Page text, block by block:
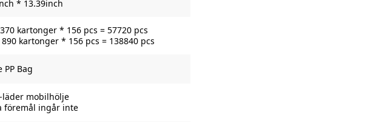
* 13.39inch
kartonger * 156 pcs = 57720 pcs
890 kartonger * 156 pcs = 138840 pcs
PP Bag
läder mobilhölje
föremål ingår inte